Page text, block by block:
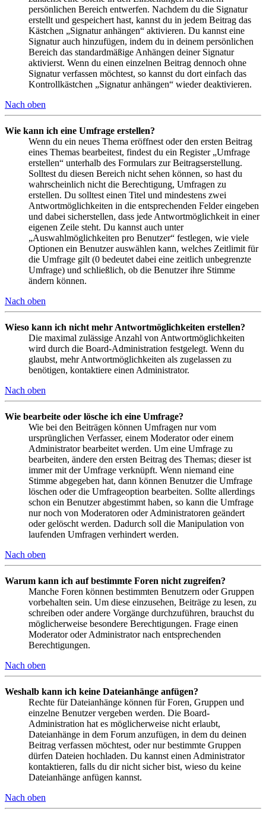
persönlichen Bereich entwerfen. Nachdem du die Signatur
erstellt und gespeichert hast, kannst du in jedem Beitrag das
Kästchen „Signatur anhängen“ aktivieren. Du kannst eine
Signatur auch hinzufügen, indem du in deinem persönlichen
Bereich das standardmäßige Anhängen deiner Signatur
aktivierst. Wenn du einen einzelnen Beitrag dennoch ohne
Signatur verfassen möchtest, so kannst du dort einfach das
Kontrollkästchen „Signatur anhängen“ wieder deaktivieren.
Nach oben
Wie kann ich eine Umfrage erstellen?
Wenn du ein neues Thema eröffnest oder den ersten Beitrag
eines Themas bearbeitest, findest du ein Register „Umfrage
erstellen“ unterhalb des Formulars zur Beitragserstellung.
Solltest du diesen Bereich nicht sehen können, so hast du
wahrscheinlich nicht die Berechtigung, Umfragen zu
erstellen. Du solltest einen Titel und mindestens zwei
Antwortmöglichkeiten in die entsprechenden Felder eingeben
und dabei sicherstellen, dass jede Antwortmöglichkeit in einer
eigenen Zeile steht. Du kannst auch unter
„Auswahlmöglichkeiten pro Benutzer“ festlegen, wie viele
Optionen ein Benutzer auswählen kann, welches Zeitlimit für
die Umfrage gilt (0 bedeutet dabei eine zeitlich unbegrenzte
Umfrage) und schließlich, ob die Benutzer ihre Stimme
ändern können.
Nach oben
Wieso kann ich nicht mehr Antwortmöglichkeiten erstellen?
Die maximal zulässige Anzahl von Antwortmöglichkeiten
wird durch die Board-Administration festgelegt. Wenn du
glaubst, mehr Antwortmöglichkeiten als zugelassen zu
benötigen, kontaktiere einen Administrator.
Nach oben
Wie bearbeite oder lösche ich eine Umfrage?
Wie bei den Beiträgen können Umfragen nur vom
ursprünglichen Verfasser, einem Moderator oder einem
Administrator bearbeitet werden. Um eine Umfrage zu
bearbeiten, ändere den ersten Beitrag des Themas; dieser ist
immer mit der Umfrage verknüpft. Wenn niemand eine
Stimme abgegeben hat, dann können Benutzer die Umfrage
löschen oder die Umfrageoption bearbeiten. Sollte allerdings
schon ein Benutzer abgestimmt haben, so kann die Umfrage
nur noch von Moderatoren oder Administratoren geändert
oder gelöscht werden. Dadurch soll die Manipulation von
laufenden Umfragen verhindert werden.
Nach oben
Warum kann ich auf bestimmte Foren nicht zugreifen?
Manche Foren können bestimmten Benutzern oder Gruppen
vorbehalten sein. Um diese einzusehen, Beiträge zu lesen, zu
schreiben oder andere Vorgänge durchzuführen, brauchst du
möglicherweise besondere Berechtigungen. Frage einen
Moderator oder Administrator nach entsprechenden
Berechtigungen.
Nach oben
Weshalb kann ich keine Dateianhänge anfügen?
Rechte für Dateianhänge können für Foren, Gruppen und
einzelne Benutzer vergeben werden. Die Board-
Administration hat es möglicherweise nicht erlaubt,
Dateianhänge in dem Forum anzufügen, in dem du deinen
Beitrag verfassen möchtest, oder nur bestimmte Gruppen
dürfen Dateien hochladen. Du kannst einen Administrator
kontaktieren, falls du dir nicht sicher bist, wieso du keine
Dateianhänge anfügen kannst.
Nach oben